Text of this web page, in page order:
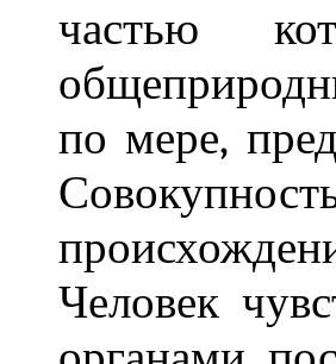
частью
по мере,
Человек